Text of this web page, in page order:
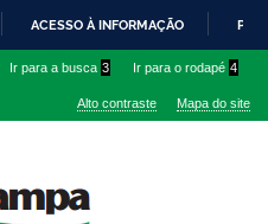
IR
O
ACESSO À INFORMAÇÃO
Ir para a busca 3 Ir para o rodapé 4
Alto contraste Mapa do site